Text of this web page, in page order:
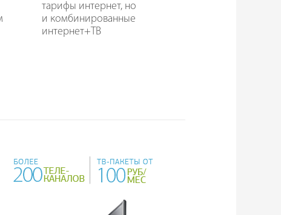
тарифы интернет, но
и комбинированные
интернет+ТВ